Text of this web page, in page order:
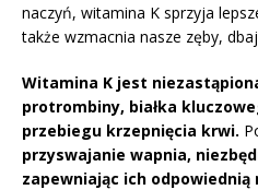
naczyń, witamina K sprzyja
także wzmacnia nasze zęby,
Witamina K jest
protrombiny, białka
przebiegu krzepnięcia krwi.
przyswajanie wapnia,
zapewniając ich odpowiednią